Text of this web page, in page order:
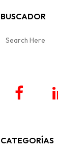
BUSCADOR
CATEGORÍAS